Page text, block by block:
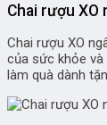
Chai rượu XO
Chai rượu XO
của sức khỏe và
làm quà dành